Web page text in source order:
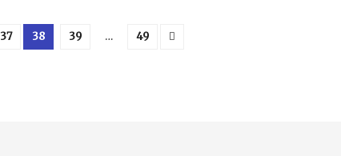
37 38 39 … 49